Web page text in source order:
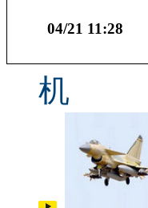
04/21 11:28
机